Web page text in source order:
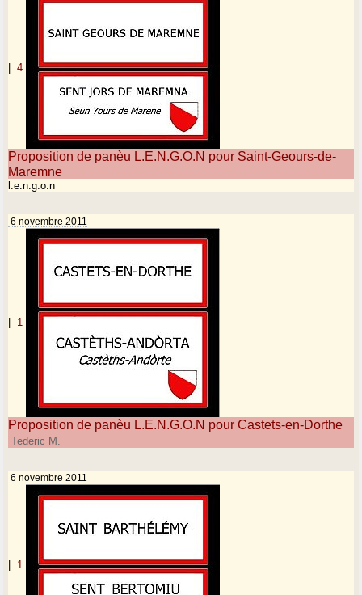
| 4
Proposition de panèu L.E.N.G.O.N pour Saint-Geours-de-
Maremne
l.e.n.g.o.n
6 novembre 2011
| 1
Proposition de panèu L.E.N.G.O.N pour Castets-en-Dorthe
Tederic M.
6 novembre 2011
1